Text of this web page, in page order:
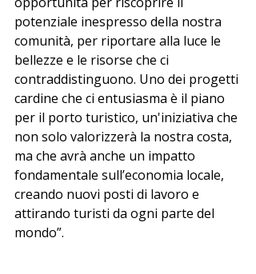
potenziale inespresso della nostra
comunità, per riportare alla luce le
bellezze e le risorse che ci
contraddistinguono. Uno dei progetti
cardine che ci entusiasma è il piano
per il porto turistico, un'iniziativa che
non solo valorizzerà la nostra costa,
ma che avrà anche un impatto
fondamentale sull’economia locale,
creando nuovi posti di lavoro e
attirando turisti da ogni parte del
mondo”.